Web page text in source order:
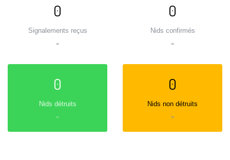
0
Signalements reçus
=
0
Nids confirmés
=
0
Nids détruits
=
0
Nids non détruits
=